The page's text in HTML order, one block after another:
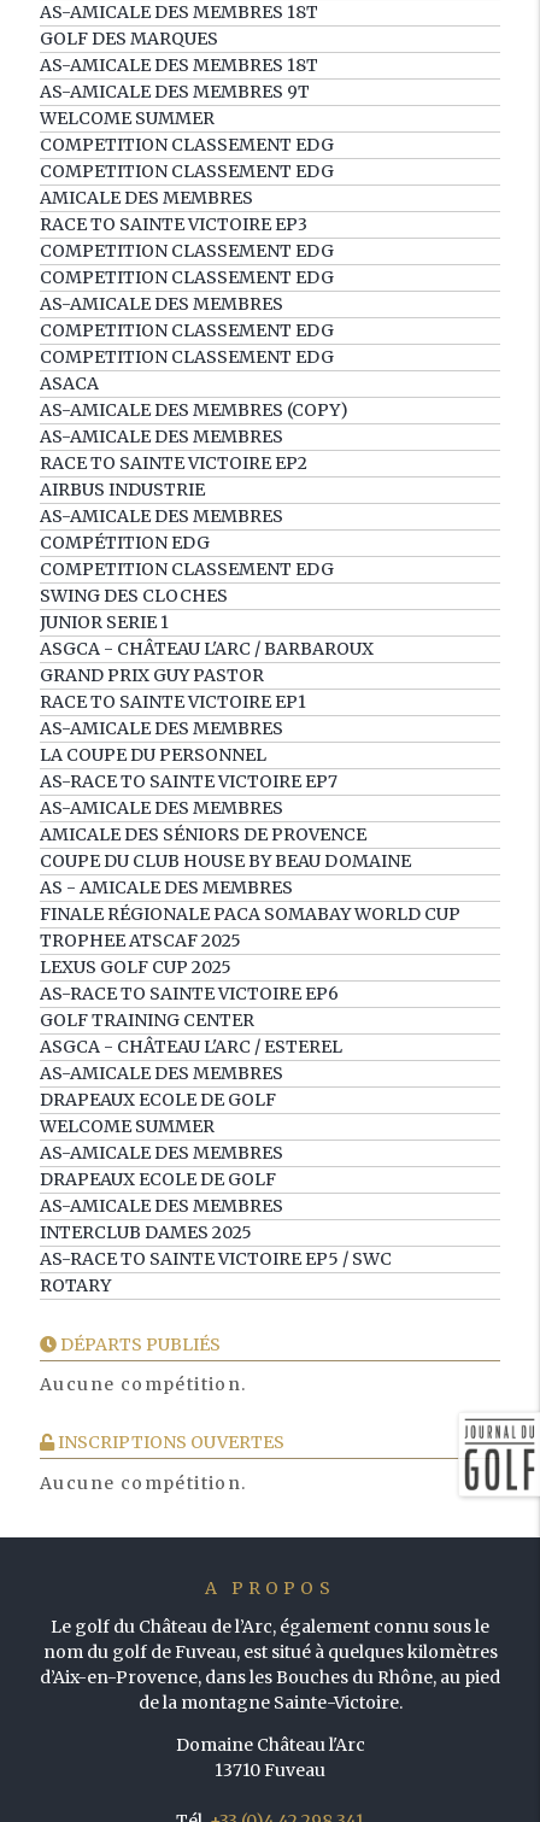
AS-AMICALE DES MEMBRES 18T
GOLF DES MARQUES
AS-AMICALE DES MEMBRES 18T
AS-AMICALE DES MEMBRES 9T
WELCOME SUMMER
COMPETITION CLASSEMENT EDG
COMPETITION CLASSEMENT EDG
AMICALE DES MEMBRES
RACE TO SAINTE VICTOIRE EP3
COMPETITION CLASSEMENT EDG
COMPETITION CLASSEMENT EDG
AS-AMICALE DES MEMBRES
COMPETITION CLASSEMENT EDG
COMPETITION CLASSEMENT EDG
ASACA
AS-AMICALE DES MEMBRES (COPY)
AS-AMICALE DES MEMBRES
RACE TO SAINTE VICTOIRE EP2
AIRBUS INDUSTRIE
AS-AMICALE DES MEMBRES
COMPÉTITION EDG
COMPETITION CLASSEMENT EDG
SWING DES CLOCHES
JUNIOR SERIE 1
ASGCA - CHÂTEAU L'ARC / BARBAROUX
GRAND PRIX GUY PASTOR
RACE TO SAINTE VICTOIRE EP1
AS-AMICALE DES MEMBRES
LA COUPE DU PERSONNEL
AS-RACE TO SAINTE VICTOIRE EP7
AS-AMICALE DES MEMBRES
AMICALE DES SÉNIORS DE PROVENCE
COUPE DU CLUB HOUSE BY BEAU DOMAINE
AS - AMICALE DES MEMBRES
FINALE RÉGIONALE PACA SOMABAY WORLD CUP
TROPHEE ATSCAF 2025
LEXUS GOLF CUP 2025
AS-RACE TO SAINTE VICTOIRE EP6
GOLF TRAINING CENTER
ASGCA - CHÂTEAU L'ARC / ESTEREL
AS-AMICALE DES MEMBRES
DRAPEAUX ECOLE DE GOLF
WELCOME SUMMER
AS-AMICALE DES MEMBRES
DRAPEAUX ECOLE DE GOLF
AS-AMICALE DES MEMBRES
INTERCLUB DAMES 2025
AS-RACE TO SAINTE VICTOIRE EP5 / SWC
ROTARY
DÉPARTS PUBLIÉS
Aucune compétition.
INSCRIPTIONS OUVERTES
Aucune compétition.
A PROPOS
Le golf du Château de l’Arc, également connu sous le
nom du golf de Fuveau, est situé à quelques kilomètres
d’Aix-en-Provence, dans les Bouches du Rhône, au pied
de la montagne Sainte-Victoire.
Domaine Château l'Arc
13710 Fuveau